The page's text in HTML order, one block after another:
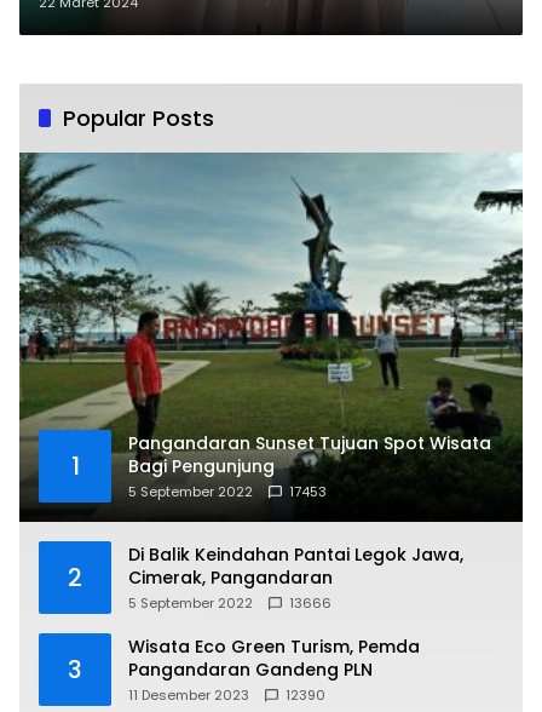
Popular Posts
1
Pangandaran Sunset Tujuan Spot Wisata
Bagi Pengunjung
5 September 2022 17453
2
Di Balik Keindahan Pantai Legok Jawa,
Cimerak, Pangandaran
5 September 2022 13666
3
Wisata Eco Green Turism, Pemda
Pangandaran Gandeng PLN
11 Desember 2023 12390